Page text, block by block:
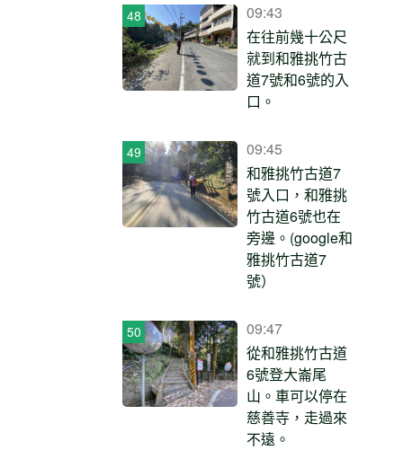
09:43
在往前幾十公尺
就到和雅挑竹古
道7號和6號的入
口。
09:45
和雅挑竹古道7
號入口，和雅挑
竹古道6號也在
旁邊。(google和
雅挑竹古道7
號）
09:47
從和雅挑竹古道
6號登大崙尾
山。車可以停在
慈善寺，走過來
不遠。